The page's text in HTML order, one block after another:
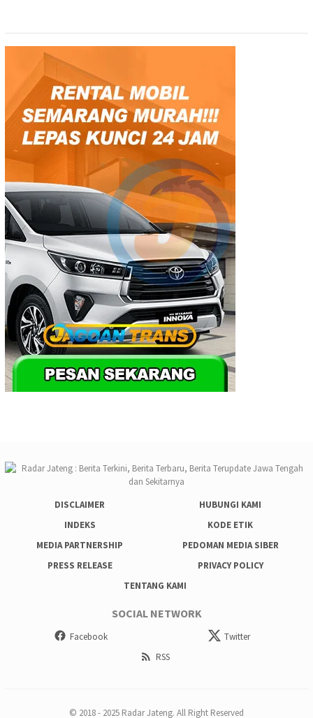
DISCLAIMER
HUBUNGI KAMI
INDEKS
KODE ETIK
MEDIA PARTNERSHIP
PEDOMAN MEDIA SIBER
PRESS RELEASE
PRIVACY POLICY
TENTANG KAMI
SOCIAL NETWORK
Facebook
Twitter
RSS
© 2018 - 2025 Radar Jateng. All Right Reserved